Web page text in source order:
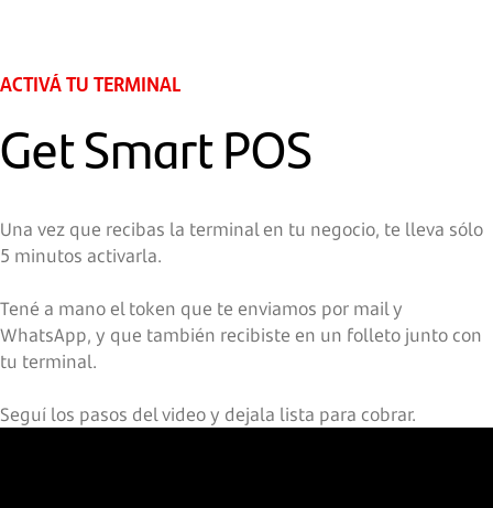
ACTIVÁ TU TERMINAL
Get Smart POS
Una vez que recibas la terminal en tu negocio, te lleva sólo
5 minutos activarla.
Tené a mano el token que te enviamos por mail y
WhatsApp, y que también recibiste en un folleto junto con
tu terminal.
Seguí los pasos del video y dejala lista para cobrar.